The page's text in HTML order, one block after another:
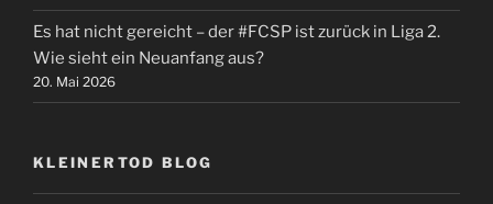
Es hat nicht gereicht – der #FCSP ist zurück in Liga 2.
Wie sieht ein Neuanfang aus?
20. Mai 2026
KLEINERTOD BLOG